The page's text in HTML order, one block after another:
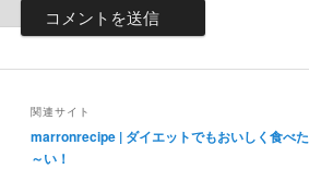
関連サイト
marronrecipe | ダイエットでもおいしく食べた
～い！